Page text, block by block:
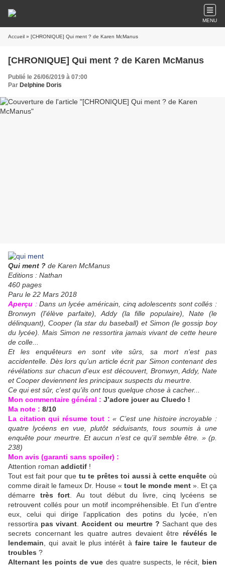
MENU
Accueil » [CHRONIQUE] Qui ment ? de Karen McManus
[CHRONIQUE] Qui ment ? de Karen McManus
Publié le 26/06/2019 à 07:00
Par Delphine Doris
Qui ment ? de Karen McManus
Editions : Nathan
460 pages
Paru le 22 Mars 2018
Aperçu :Dans un lycée américain, cinq adolescents sont collés :
Bronwyn (l'élève parfaite), Addy (la fille populaire), Nate (le
délinquant), Cooper (la star du baseball) et Simon (le gossip boy
du lycée). Mais Simon ne ressortira jamais vivant de cette heure
de colle...
Et les enquêteurs en sont vite sûrs, sa mort n'est pas
accidentelle. Dès lors qu'un article écrit par Simon contenant des
révélations sur chacun d'eux est découvert, Bronwyn, Addy, Nate
et Cooper deviennent les principaux suspects du meurtre.
Ce qui est sûr, c'est qu'ils ont tous quelque chose à cacher...
Mon commentaire général : J’adore jouer au Cluedo !
Ma note : 8/10
La citation qui résume tout : « C’est une histoire incroyable :
quatre lycéens en vue, plutôt séduisants, tous soumis à une
enquête pour meurtre. Et aucun n’est ce qu’il semble être. » (p.
238)
Mon avis (garanti sans spoiler) :
Attention roman addictif !
Tout est fait pour que tu te prêtes toi aussi à cette enquête où
comme dirait le fameux Dr. House « tout le monde ment ». Et ça
démarre très fort . Au tout début du livre, cinq lycéens se
retrouvent collés pour un motif incompréhensible. Et l’un d’entre
eux, celui qui dirige l’application des potins du lycée, n’en
ressortira pas vivant .Accident ou meurtre ? Sachant que des
secrets concernant les quatre autres devaient être révélés le
lendemain , qui avait le plus intérêt à faire taire le fauteur de
troubles ?
Alternant les points de vue des quatre suspects, le récit, bien